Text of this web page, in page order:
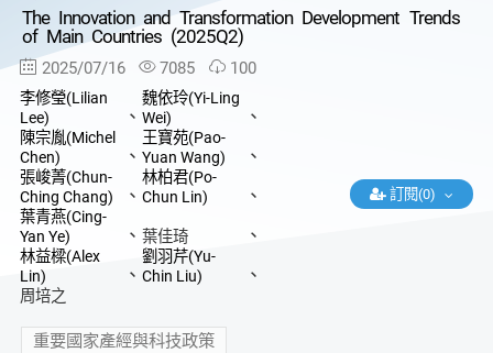
The Innovation and Transformation Development Trends
of Main Countries (2025Q2)
2025/07/16 7085 100
李修瑩(Lilian
Lee)
、
魏依玲(Yi-Ling
Wei)
、
陳宗胤(Michel
Chen)
、
王寶苑(Pao-
Yuan Wang)
、
張峻菁(Chun-
Ching Chang)
、
林柏君(Po-
Chun Lin)
、
葉青燕(Cing-
Yan Ye)
、 葉佳琦 、
林益樑(Alex
Lin)
、
劉羽芹(Yu-
Chin Liu)
、
周培之
訂閱(0)
重要國家產經與科技政策